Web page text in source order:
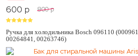
600 p 800 p
Ручка для холодильника Bosch 096110
00264841, 00263746)